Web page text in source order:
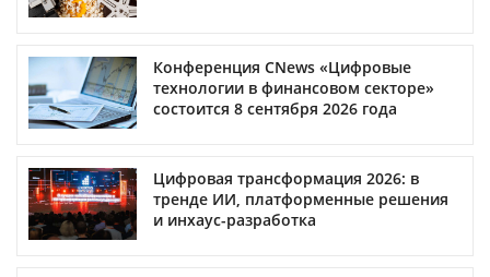
Конференция CNews «Цифровые
технологии в финансовом секторе»
состоится 8 сентября 2026 года
Цифровая трансформация 2026: в
тренде ИИ, платформенные решения
и инхаус-разработка